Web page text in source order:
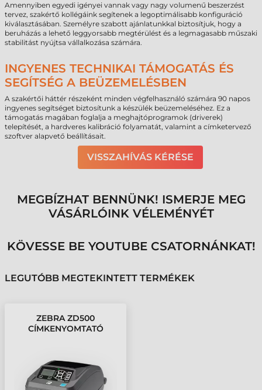
Amennyiben egyedi igényei vannak vagy nagy volumenű beszerzést
tervez, szakértő kollégáink segítenek a legoptimálisabb konfiguráció
kiválasztásában. Személyre szabott ajánlatunkkal biztosítjuk, hogy a
beruházás a lehető leggyorsabb megtérülést és a legmagasabb műszaki
stabilitást nyújtsa vállalkozása számára.
INGYENES TECHNIKAI TÁMOGATÁS ÉS
SEGÍTSÉG A BEÜZEMELÉSBEN
A szakértői háttér részeként minden végfelhasználó számára 90 napos
ingyenes segítséget biztosítunk a készülék beüzemeléséhez. Ez a
támogatás magában foglalja a meghajtóprogramok (driverek)
telepítését, a hardveres kalibráció folyamatát, valamint a címketervező
szoftver alapvető beállításait.
VISSZAHÍVÁS KÉRÉSE
MEGBÍZHAT BENNÜNK! ISMERJE MEG
VÁSÁRLÓINK VÉLEMÉNYÉT
KÖVESSE BE YOUTUBE CSATORNÁNKAT!
LEGUTÓBB MEGTEKINTETT TERMÉKEK
ZEBRA ZD500
CÍMKENYOMTATÓ